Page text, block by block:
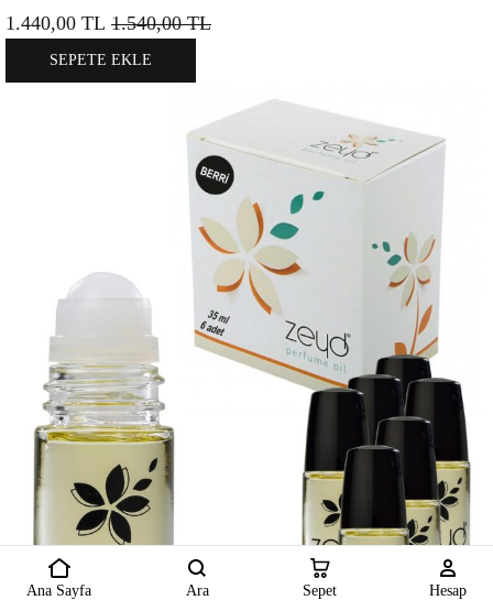
1.440,00 TL 1.540,00TL
SEPETE EKLE
Ana Sayfa Ara Sepet Hesap